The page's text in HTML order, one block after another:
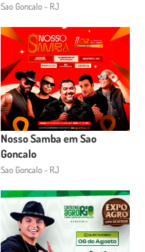
Sao Goncalo - RJ
Nosso Samba em Sao
Goncalo
Sao Goncalo - RJ